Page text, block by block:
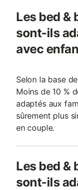
Les bed &
sont-ils
avec
Selon la base
Moins de 10 %
adaptés aux
sûrement plus
en couple.
Les bed &
sont-ils